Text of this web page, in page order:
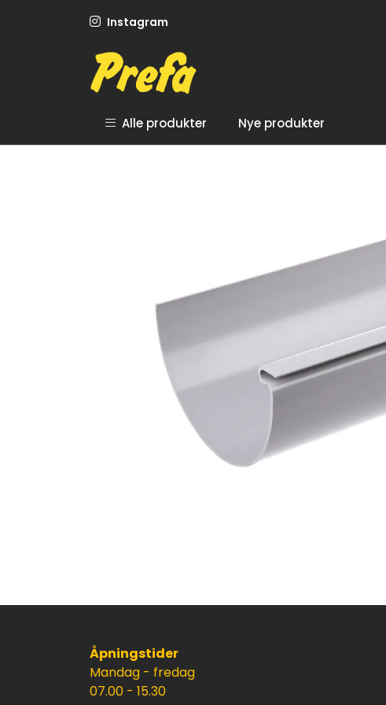
Instagram
Alle produkter Nye produkter
Åpningstider
Mandag - fredag
07.00 - 15.30